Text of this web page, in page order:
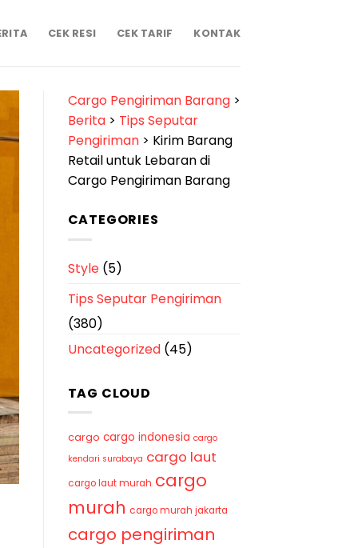
CEK RESI CEK TARIF KONTAK
Cargo Pengiriman Barang>
Berita> Tips Seputar
Pengiriman> Kirim Barang
Retail untuk Lebaran di
Cargo Pengiriman Barang
CATEGORIES
Style(5)
Tips Seputar Pengiriman
(380)
Uncategorized(45)
TAG CLOUD
cargo cargo indonesia cargo
kendari surabaya cargo laut
cargo laut murah cargo
murah cargo murah jakarta
cargo pengiriman